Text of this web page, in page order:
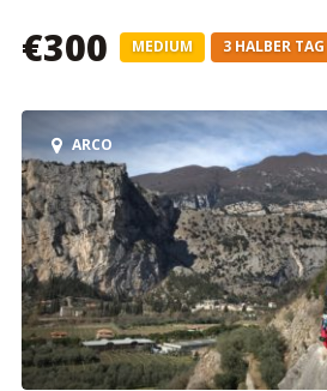
€300 MEDIUM 3 HALBER TAG
ARCO